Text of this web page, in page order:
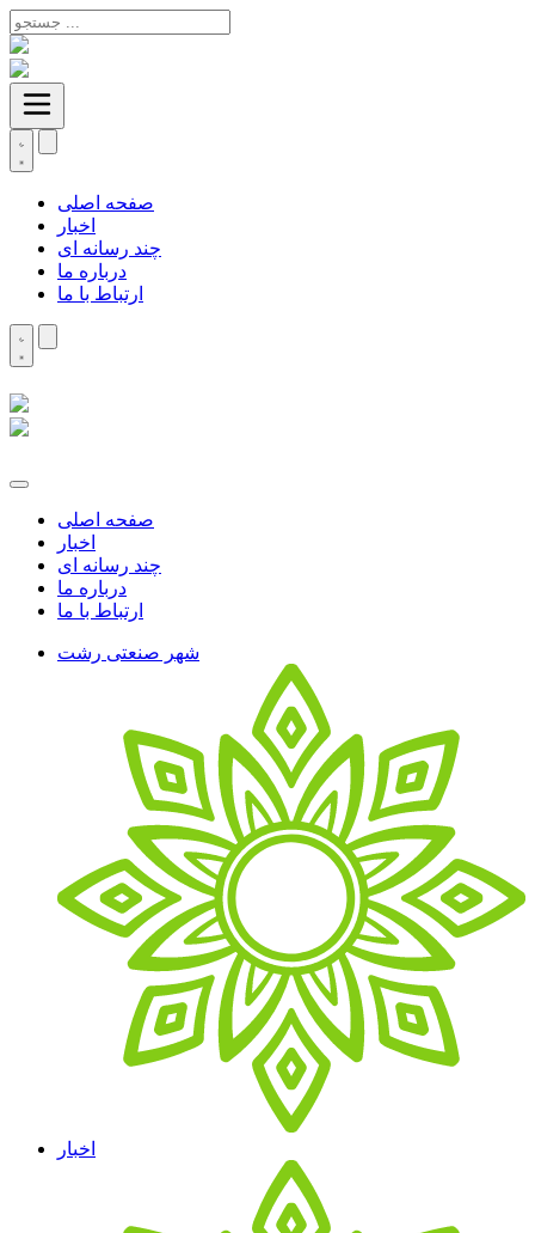
صفحه اصلی
اخبار
چند رسانه ای
درباره ما
ارتباط با ما
صفحه اصلی
اخبار
چند رسانه ای
درباره ما
ارتباط با ما
شهر صنعتی رشت
اخبار